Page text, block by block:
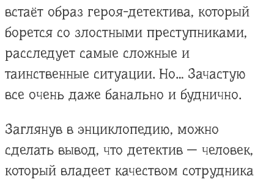
встаёт образ героя-детектива, который
борется со злостными преступниками,
расследует самые сложные и
таинственные ситуации. Но… Зачастую
все очень даже банально и буднично.
Заглянув в энциклопедию, можно
сделать вывод, что детектив — человек,
который владеет качеством сотрудника